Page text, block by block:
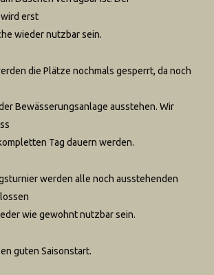
erst
wieder nutzbar sein.
die Plätze nochmals gesperrt, da noch
Bewässerungsanlage ausstehen. Wir
Tag dauern werden.
werden alle noch ausstehenden
wie gewohnt nutzbar sein.
guten Saisonstart.